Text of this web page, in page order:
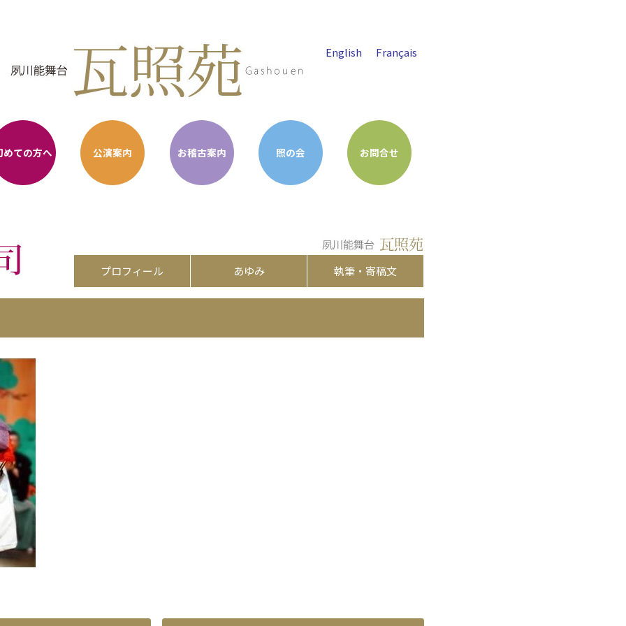
English Français
めての方へ 公演案内 お稽古案内 照の会 お問合せ
プロフィール あゆみ 執筆・寄稿文